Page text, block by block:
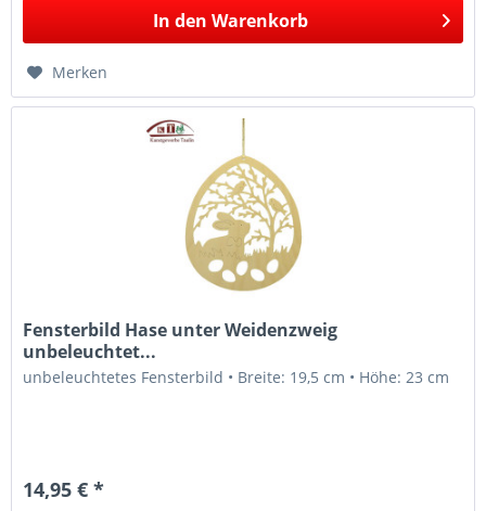
In den Warenkorb
Merken
Fensterbild Hase unter Weidenzweig
unbeleuchtet...
unbeleuchtetes Fensterbild • Breite: 19,5 cm • Höhe: 23 cm
14,95 € *